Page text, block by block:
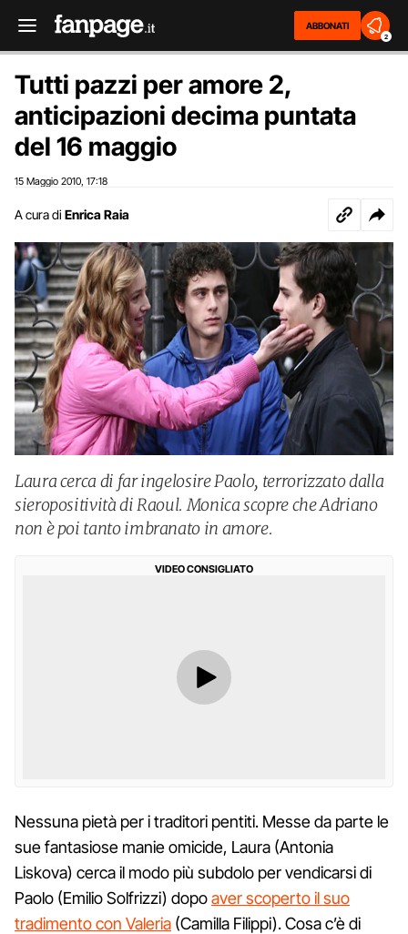
ABBONATI
2
Tutti pazzi per amore 2,
anticipazioni decima puntata
del 16 maggio
15 Maggio 2010 17:18
A cura di Enrica Raia
Laura cerca di far ingelosire Paolo, terrorizzato dalla
sieropositività di Raoul. Monica scopre che Adriano
non è poi tanto imbranato in amore.
VIDEO CONSIGLIATO
Nessuna pietà per i traditori pentiti. Messe da parte le
sue fantasiose manie omicide, Laura (Antonia
Liskova) cerca il modo più subdolo per vendicarsi di
Paolo (Emilio Solfrizzi) dopoaver scoperto il suo
tradimento con Valeria (Camilla Filippi). Cosa c’è di